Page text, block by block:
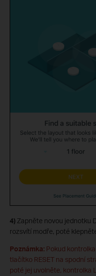
4) Zapněte novou jednotku
rozsvítí modře, poté
Poznámka: Pokud
tlačítko RESET na spodní
poté jej uvolněte, kontrolka